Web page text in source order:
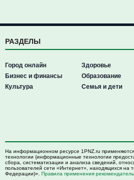
РАЗДЕЛЫ
Город онлайн
Бизнес и финансы
Культура
Здоровье
Образование
Семья и дети
На информационном ресурсе 1PNZ.ru
технологии (информационные технологии
сбора, систематизации и анализа сведений,
пользователей сети «Интернет», находящихся на
Федерации)». Правила применения